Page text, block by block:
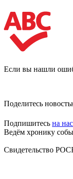
Если вы нашли
Поделитесь
Подпишитесь на
Ведём хронику
Свидетельство